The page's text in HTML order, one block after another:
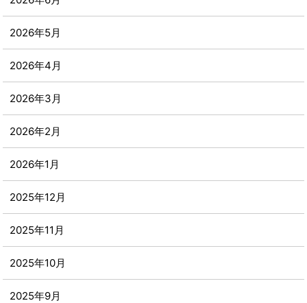
2026年5月
2026年4月
2026年3月
2026年2月
2026年1月
2025年12月
2025年11月
2025年10月
2025年9月